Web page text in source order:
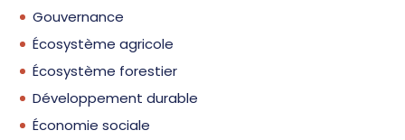
Gouvernance
Écosystème agricole
Écosystème forestier
Développement durable
Économie sociale